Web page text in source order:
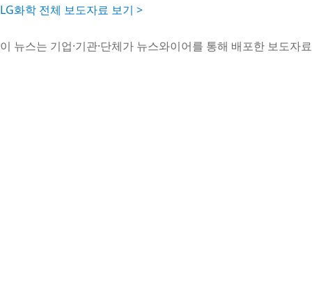
LG화학 전체 보도자료 보기 >
이 뉴스는 기업·기관·단체가 뉴스와이어를 통해 배포한 보도자